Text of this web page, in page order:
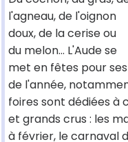
l'agneau, de l'oignon
doux, de la cerise ou
du melon... L'Aude se
met en fêtes pour
de l'année,
foires sont dédiées à
et grands crus : les
à février, le carnaval